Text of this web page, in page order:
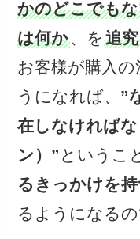
かのどこでも
は何か、を追
お客様が購入
うになれば、 ”
在しなければ
ン）” というこ
るきっかけを
るようになるの